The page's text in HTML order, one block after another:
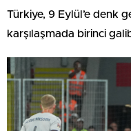
Türkiye, 9 Eylül’e denk
karşılaşmada birinci